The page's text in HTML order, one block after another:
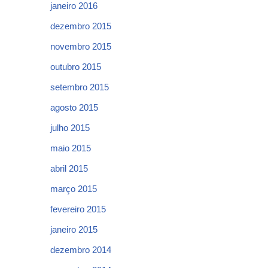
janeiro 2016
dezembro 2015
novembro 2015
outubro 2015
setembro 2015
agosto 2015
julho 2015
maio 2015
abril 2015
março 2015
fevereiro 2015
janeiro 2015
dezembro 2014